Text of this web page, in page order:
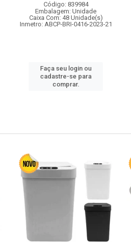
Código: 839984
Embalagem: Unidade
Caixa Com: 48 Unidade(s)
Inmetro: ABCP-BRI-0416-2023-21
Faça seu login ou
cadastre-se para
comprar.